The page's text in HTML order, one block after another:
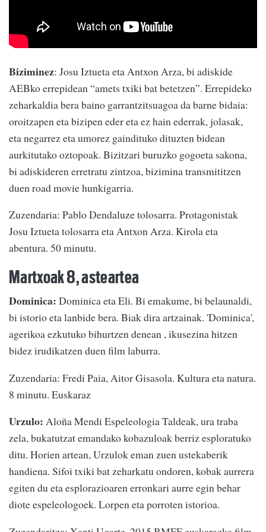
Biziminez: Josu Iztueta eta Antxon Arza, bi adiskide
AEBko errepidean “amets txiki bat betetzen”. Errepideko
zeharkaldia bera baino garrantzitsuagoa da barne bidaia:
oroitzapen eta bizipen eder eta ez hain ederrak, jolasak,
eta negarrez eta umorez gaindituko dituzten bidean
aurkitutako oztopoak. Bizitzari buruzko gogoeta sakona,
bi adiskideren erretratu zintzoa, bizimina transmititzen
duen road movie hunkigarria.
Zuzendaria: Pablo Dendaluze tolosarra. Protagonistak
Josu Iztueta tolosarra eta Antxon Arza. Kirola eta
abentura. 50 minutu.
Martxoak 8, asteartea
Dominica: Dominica eta Eli. Bi emakume, bi belaunaldi,
bi istorio eta lanbide bera. Biak dira artzainak. 'Dominica',
agerikoa ezkutuko bihurtzen denean , ikusezina hitzen
bidez irudikatzen duen film laburra.
Zuzendaria: Fredi Paia, Aitor Gisasola. Kultura eta natura.
8 minutu. Euskaraz
Urzulo: Aloña Mendi Espeleologia Taldeak, ura traba
zela, bukatutzat emandako kobazuloak berriz esploratuko
ditu. Horien artean, Urzulok eman zuen ustekaberik
handiena. Sifoi txiki bat zeharkatu ondoren, kobak aurrera
egiten du eta esplorazioaren erronkari aurre egin behar
diote espeleologoek. Lorpen eta porroten istorioa.